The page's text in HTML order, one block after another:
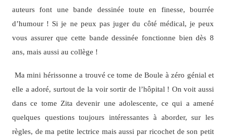
auteurs font une bande dessinée toute en finesse, bourrée
d’humour ! Si je ne peux pas juger du côté médical, je peux
vous assurer que cette bande dessinée fonctionne bien dès 8
ans, mais aussi au collège !
Ma mini hérissonne a trouvé ce tome de Boule à zéro génial et
elle a adoré, surtout de la voir sortir de l’hôpital ! On voit aussi
dans ce tome Zita devenir une adolescente, ce qui a amené
quelques questions toujours intéressantes à aborder, sur les
règles, de ma petite lectrice mais aussi par ricochet de son petit